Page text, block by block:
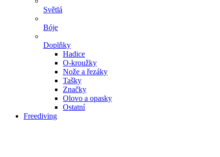
Světlá
Bóje
Doplňky
Hadice
O-kroužky
Nože a řezáky
Tašky
Značky
Olovo a opasky
Ostatní
Freediving